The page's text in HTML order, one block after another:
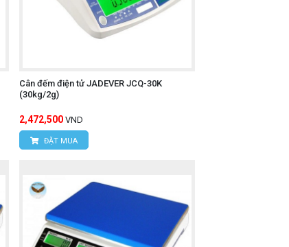
Cân đếm điện tử JADEVER JCQ-30K
(30kg/2g)
2,472,500 VND
ĐẶT MUA